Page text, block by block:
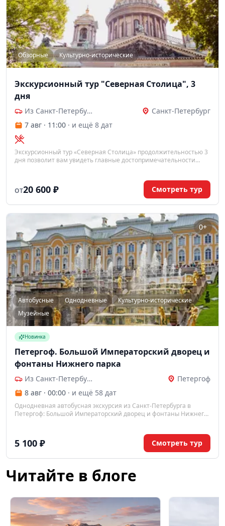
Обзорные Культурно-исторические
Экскурсионный тур "Северная Столица", 3
дня
Из Санкт-Петербурга
Санкт-Петербург
7 авг · 11:00 · и ещё 8 дат
Экскурсионный тур «Северная Столица» продолжительностью 3
дня позволит вам увидеть главные достопримечательности
ОТ20 600 ₽ Смотреть тур
0+
Автобусные Однодневные
Культурно-исторические
Музейные
Новинка
Петергоф. Большой Императорский дворец и
фонтаны Нижнего парка
Из Санкт-Петербурга
Петергоф
8 авг · 00:00 · и ещё 58 дат
Однодневная автобусная экскурсия из Санкт-Петербурга в
Петергоф: Большой Императорский дворец и фонтаны Нижнего
5 100 ₽ Смотреть тур
Читайте в блоге